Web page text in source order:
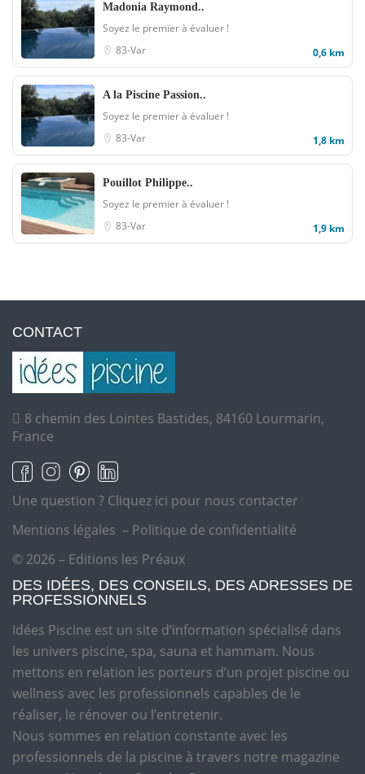
Madonia Raymond..
Soyez le premier à évaluer !
83-Var
0,6 km
A la Piscine Passion..
Soyez le premier à évaluer !
83-Var
1,8 km
Pouillot Philippe..
Soyez le premier à évaluer !
83-Var
1,9 km
CONTACT
8 chemin des Lointes Bastides, 84160 Lourmarin,
France
Une question ? Cliquez ici pour nous contacter
Mentions légales – Politique de confidentialité
© 2026 – Editions les Préaux
DES IDÉES, DES CONSEILS, DES ADRESSES DE
PROFESSIONNELS
Idées Piscine est un site d’information spécialisé dans
les univers piscine, spa, sauna et hammam. Nous
mettons en relation les porteurs d’un projet piscine ou
wellness avec les professionnels capables de le
réaliser, le rénover ou l’entretenir.
Nous sommes en relation constante avec les
professionnels de la piscine à travers notre magazine